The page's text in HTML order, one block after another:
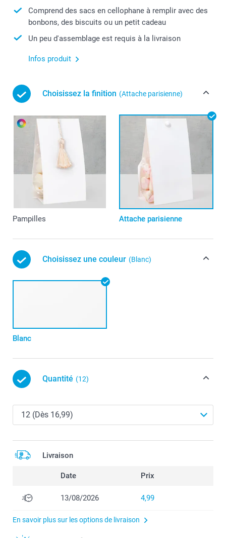
Comprend des sacs en cellophane à remplir avec des
bonbons, des biscuits ou un petit cadeau
Un peu d'assemblage est requis à la livraison
Infos produit
Choisissez la finition (Attache parisienne)
Pampilles Attache parisienne
Choisissez une couleur (Blanc)
Blanc
Quantité (12)
Livraison
Date Prix
13/08/2026 4,99
En savoir plus sur les options de livraison